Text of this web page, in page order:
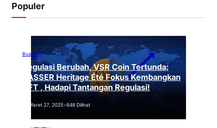
Populer
Business
Regulasi Berubah, VSR Coin Tertunda:
VASSER Heritage Été Fokus Kembangkan
NFT , Hadapi Tantangan Regulasi!
Maret 27, 2025•648 Dilihat